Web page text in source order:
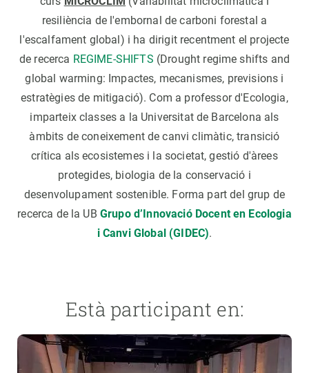
resiliència de l'embornal de carboni forestal a
l'escalfament global) i ha dirigit recentment el projecte
de recerca REGIME-SHIFTS (Drought regime shifts and
global warming: Impactes, mecanismes, previsions i
estratègies de mitigació). Com a professor d'Ecologia,
imparteix classes a la Universitat de Barcelona als
àmbits de coneixement de canvi climàtic, transició
crítica als ecosistemes i la societat, gestió d'àrees
protegides, biologia de la conservació i
desenvolupament sostenible. Forma part del grup de
recerca de la UB Grupo d’Innovació Docent en Ecologia
i Canvi Global (GIDEC).
Està participant en: